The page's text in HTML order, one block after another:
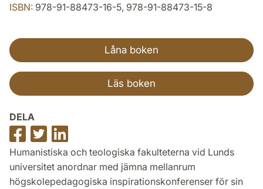
ISBN: 978-91-88473-16-5, 978-91-88473-15-8
Låna boken
Läs boken
DELA
Dela
på
Facebook
Dela
på
Twitter
på
LinkedIn
Humanistiska och teologiska fakulteterna vid Lunds
universitet anordnar med jämna mellanrum
högskolepedagogiska inspirationskonferenser för sin